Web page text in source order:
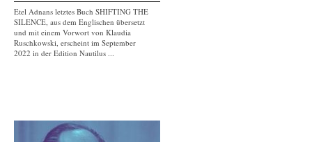
Etel Adnans letztes Buch SHIFTING THE
SILENCE, aus dem Englischen übersetzt
und mit einem Vorwort von Klaudia
Ruschkowski, erscheint im September
2022 in der Edition Nautilus ...